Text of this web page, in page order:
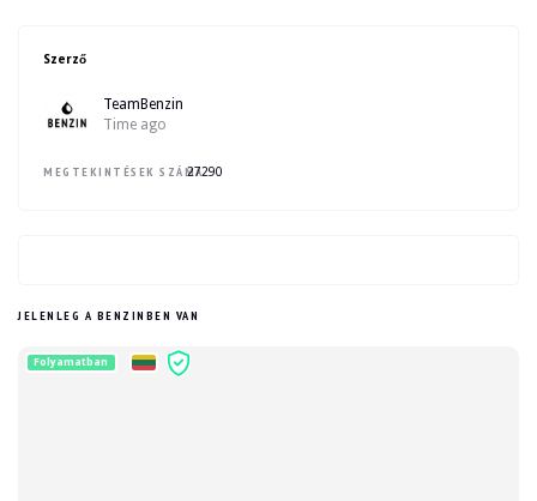
Szerző
TeamBenzin
Time ago
MEGTEKINTÉSEK SZÁMA :
27290
JELENLEG A BENZINBEN VAN
Folyamatban